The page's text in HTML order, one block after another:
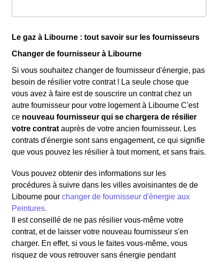
Le gaz à Libourne : tout savoir sur les fournisseurs
Changer de fournisseur à Libourne
Si vous souhaitez changer de fournisseur d'énergie, pas
besoin de résilier votre contrat ! La seule chose que
vous avez à faire est de souscrire un contrat chez un
autre fournisseur pour votre logement à Libourne C'est
ce nouveau fournisseur qui se chargera de résilier
votre contrat auprès de votre ancien fournisseur. Les
contrats d'énergie sont sans engagement, ce qui signifie
que vous pouvez les résilier à tout moment, et sans frais.
Vous pouvez obtenir des informations sur les
procédures à suivre dans les villes avoisinantes de de
Libourne pour changer de fournisseur d'énergie aux
Peintures.
Il est conseillé de ne pas résilier vous-même votre
contrat, et de laisser votre nouveau fournisseur s'en
charger. En effet, si vous le faites vous-même, vous
risquez de vous retrouver sans énergie pendant